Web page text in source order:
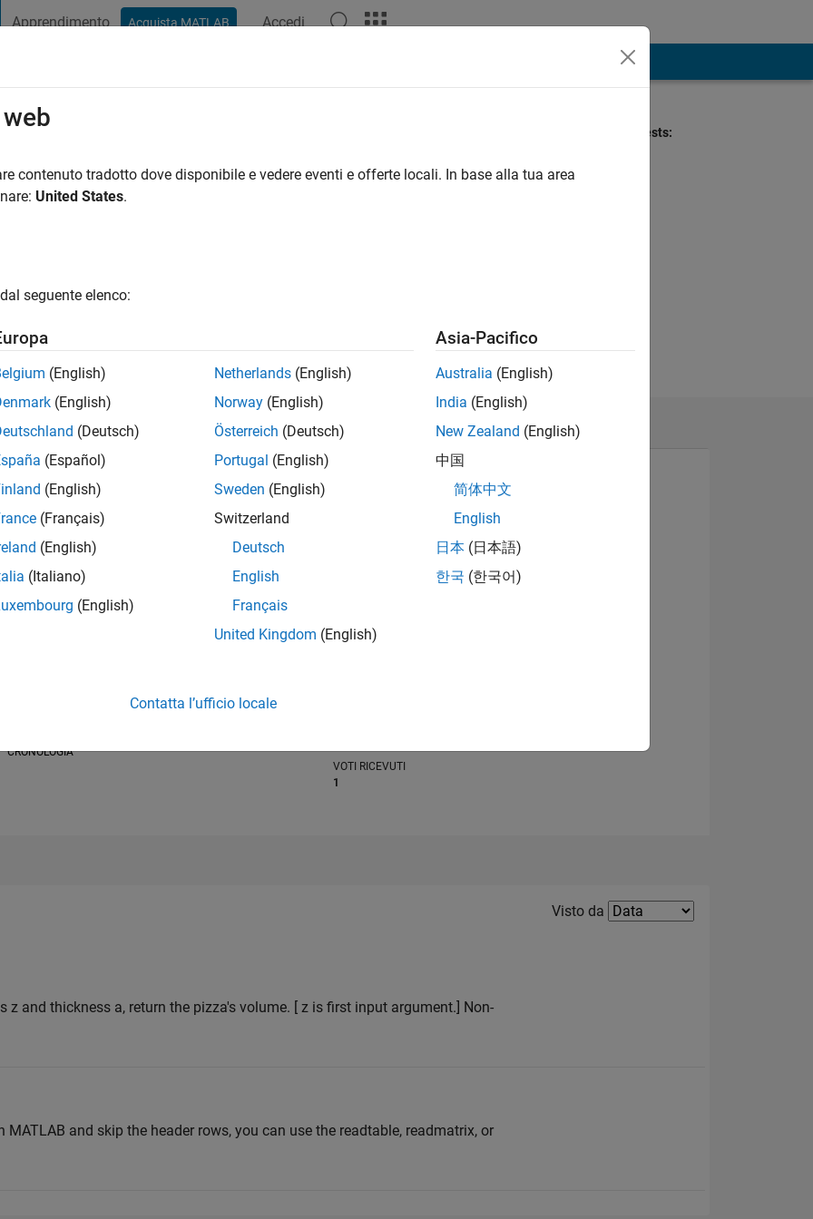
Apprendimento Acquista MATLAB Accedi
Sumatera Utara (UMSU)
fa |Attivo dal 2025
terpercaya
Professional Interests:
CRONOLOGIA
CONTRIBUTI
0Domande
VOTI RICEVUTI
1
Filter2
Visto da
z and thickness a, return the pizza's volume. [ z is first input argument.] Non-
and skip the header rows, you can use the readtable, readmatrix, or
contenuto tradotto dove disponibile e vedere eventi e offerte locali. In base alla tua area
United States.
seguente elenco:
(English)
(English)
(Deutsch)
(Español)
(English)
(Français)
(English)
(Italiano)
(English)
Netherlands (English)
Norway (English)
Österreich (Deutsch)
Portugal (English)
Sweden (English)
Switzerland
Deutsch
English
Français
United Kingdom (English)
Asia-Pacifico
Australia (English)
India (English)
New Zealand (English)
中国
简体中文
English
日本 (日本語)
한국 (한국어)
Contatta l’ufficio locale